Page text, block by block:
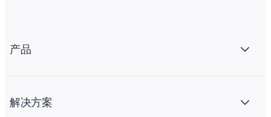
产品
解决方案